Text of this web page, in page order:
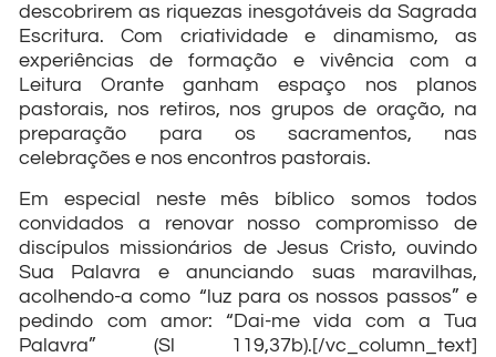
descobrirem as riquezas inesgotáveis da Sagrada
Escritura. Com criatividade e dinamismo, as
experiências de formação e vivência com a
Leitura Orante ganham espaço nos planos
pastorais, nos retiros, nos grupos de oração, na
preparação para os sacramentos, nas
celebrações e nos encontros pastorais.
Em especial neste mês bíblico somos todos
convidados a renovar nosso compromisso de
discípulos missionários de Jesus Cristo, ouvindo
Sua Palavra e anunciando suas maravilhas,
acolhendo-a como “luz para os nossos passos” e
pedindo com amor: “Dai-me vida com a Tua
Palavra” (Sl 119,37b).[/vc_column_text]